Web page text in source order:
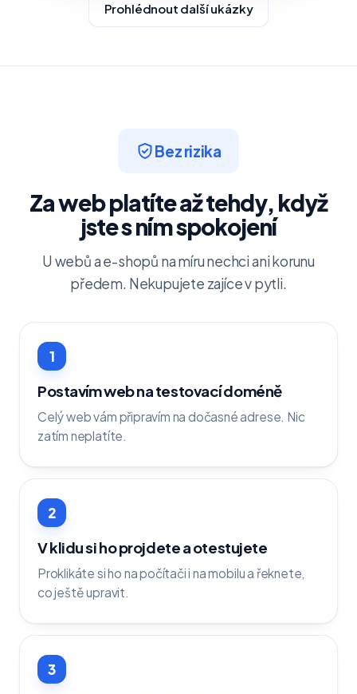
Prohlédnout další ukázky
Bez rizika
Za web platíte až tehdy, když
jste s ním spokojení
U webů a e-shopů na míru nechci ani korunu
předem. Nekupujete zajíce v pytli.
1
Postavím web na testovací doméně
Celý web vám připravím na dočasné adrese. Nic
zatím neplatíte.
2
V klidu si ho projdete a otestujete
Proklikáte si ho na počítači i na mobilu a řeknete,
co ještě upravit.
3